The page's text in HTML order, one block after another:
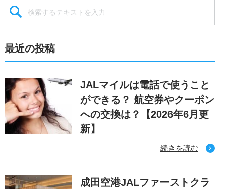
最近の投稿
JALマイルは電話で使うこと
ができる？ 航空券やクーポン
への交換は？【2026年6月更
新】
続きを読む
成田空港JALファーストクラ